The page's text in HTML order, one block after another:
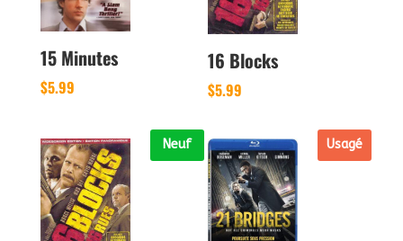
15 Minutes
$5.99
16 Blocks
$5.99
Neuf Usagé